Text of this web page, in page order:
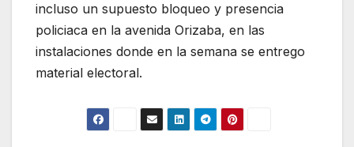
incluso un supuesto bloqueo y presencia
policiaca en la avenida Orizaba, en las
instalaciones donde en la semana se entrego
material electoral.